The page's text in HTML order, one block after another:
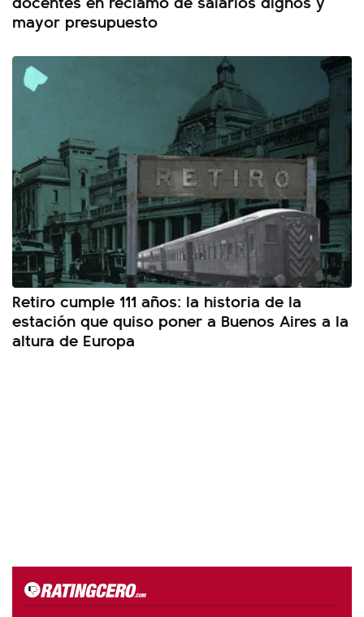
mayor presupuesto
Retiro cumple 111 años: la historia de la
estación que quiso poner a Buenos Aires a la
altura de Europa